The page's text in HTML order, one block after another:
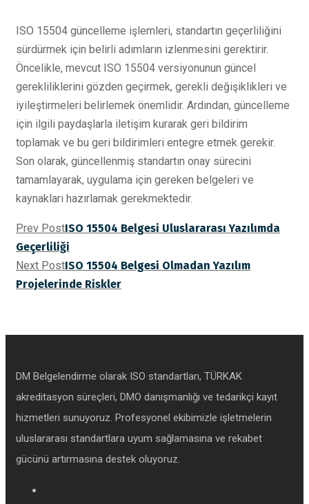
ISO 15504 güncelleme işlemleri, standartın geçerliliğini
sürdürmek için belirli adımların izlenmesini gerektirir.
Öncelikle, mevcut ISO 15504 versiyonunun güncel
gerekliliklerini gözden geçirmek, gerekli değişiklikleri ve
iyileştirmeleri belirlemek önemlidir. Ardından, güncelleme
için ilgili paydaşlarla iletişim kurarak geri bildirim
toplamak ve bu geri bildirimleri entegre etmek gerekir.
Son olarak, güncellenmiş standartın onay sürecini
tamamlayarak, uygulama için gereken belgeleri ve
kaynakları hazırlamak gerekmektedir.
Prev PostISO 15504 Belgesi Uluslararası Yazılımda
Geçerliliği
Next PostISO 15504 Belgesi Olmadan Yazılım
Projelerinde Riskler
DM Belgelendirme olarak ISO standartları, TÜRKAK
akreditasyon süreçleri, DMO danışmanlığı ve tedarikçi kayıt
hizmetleri sunuyoruz. Profesyonel ekibimizle işletmelerin
uluslararası standartlara uyum sağlamasına ve rekabet
gücünü artırmasına destek oluyoruz.